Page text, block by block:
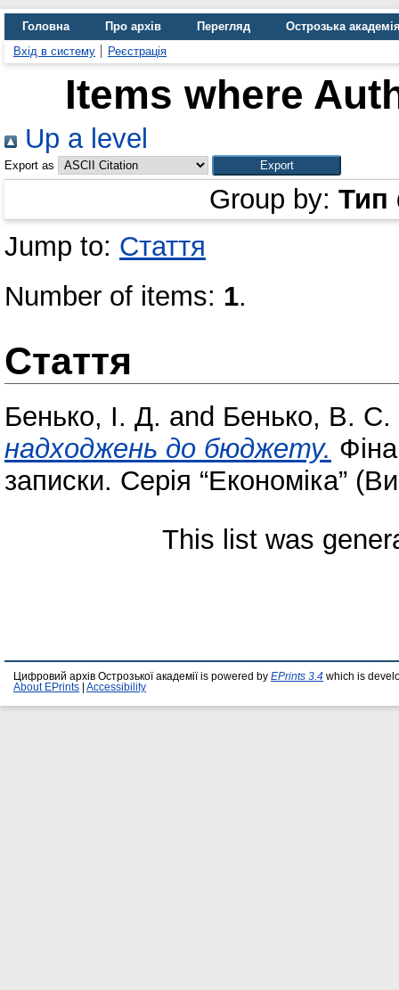
Головна Про архів Перегляд
Острозька
Вхід в систему
Реєстрація
Items where
Up a level
Export as
Group by: Тип
Jump to: Стаття
Number of items: 1.
Стаття
Бенько, І. Д. and Бенько, В. С.
надходжень до бюджету.
записки. Серія “Економіка”
This list was
Цифровий архів Острозької академії is powered by EPrints 3.4 which is
About EPrints
Accessibility